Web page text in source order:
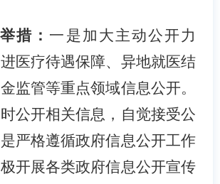
措： 一是加大主动公开力
医疗待遇保障、异地就医结
监管等重点领域信息公开。
公开相关信息，自觉接受公
是严格遵循政府信息公开工作
开展各类政府信息公开宣传